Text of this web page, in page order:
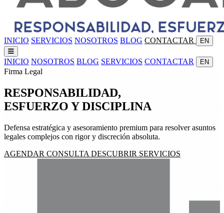
INICIO SERVICIOS NOSOTROS BLOG CONTACTAR EN
INICIO NOSOTROS BLOG SERVICIOS CONTACTAR EN
Firma Legal
RESPONSABILIDAD,
ESFUERZO YDISCIPLINA
Defensa estratégica y asesoramiento premium para resolver asuntos
legales complejos con rigor y discreción absoluta.
AGENDAR CONSULTA DESCUBRIR SERVICIOS